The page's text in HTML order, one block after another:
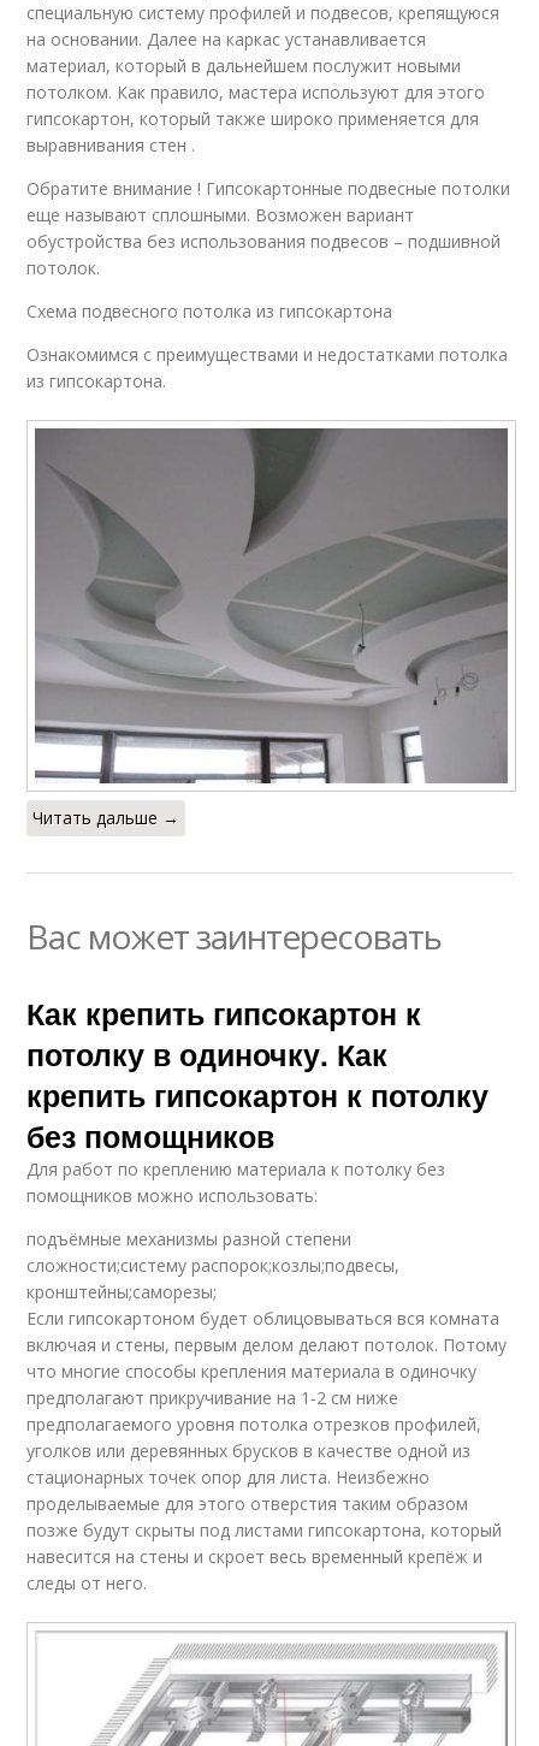
специальную систему профилей и подвесов, крепящуюся
на основании. Далее на каркас устанавливается
материал, который в дальнейшем послужит новыми
потолком. Как правило, мастера используют для этого
гипсокартон, который также широко применяется для
выравнивания стен .
Обратите внимание ! Гипсокартонные подвесные потолки
еще называют сплошными. Возможен вариант
обустройства без использования подвесов – подшивной
потолок.
Схема подвесного потолка из гипсокартона
Ознакомимся с преимуществами и недостатками потолка
из гипсокартона.
Читать дальше →
Вас может заинтересовать
Как крепить гипсокартон к
потолку в одиночку. Как
крепить гипсокартон к потолку
без помощников
Для работ по креплению материала к потолку без
помощников можно использовать:
подъёмные механизмы разной степени
сложности;систему распорок;козлы;подвесы,
кронштейны;саморезы;
Если гипсокартоном будет облицовываться вся комната
включая и стены, первым делом делают потолок. Потому
что многие способы крепления материала в одиночку
предполагают прикручивание на 1-2 см ниже
предполагаемого уровня потолка отрезков профилей,
уголков или деревянных брусков в качестве одной из
стационарных точек опор для листа. Неизбежно
проделываемые для этого отверстия таким образом
позже будут скрыты под листами гипсокартона, который
навесится на стены и скроет весь временный крепёж и
следы от него.